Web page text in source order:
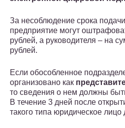
За несоблюдение срока
предприятие могут
рублей, а руководителя – на
рублей.
Если обособленное
организовано как
то сведения о нем должны
В течение 3 дней после
такого типа юридическое лицо